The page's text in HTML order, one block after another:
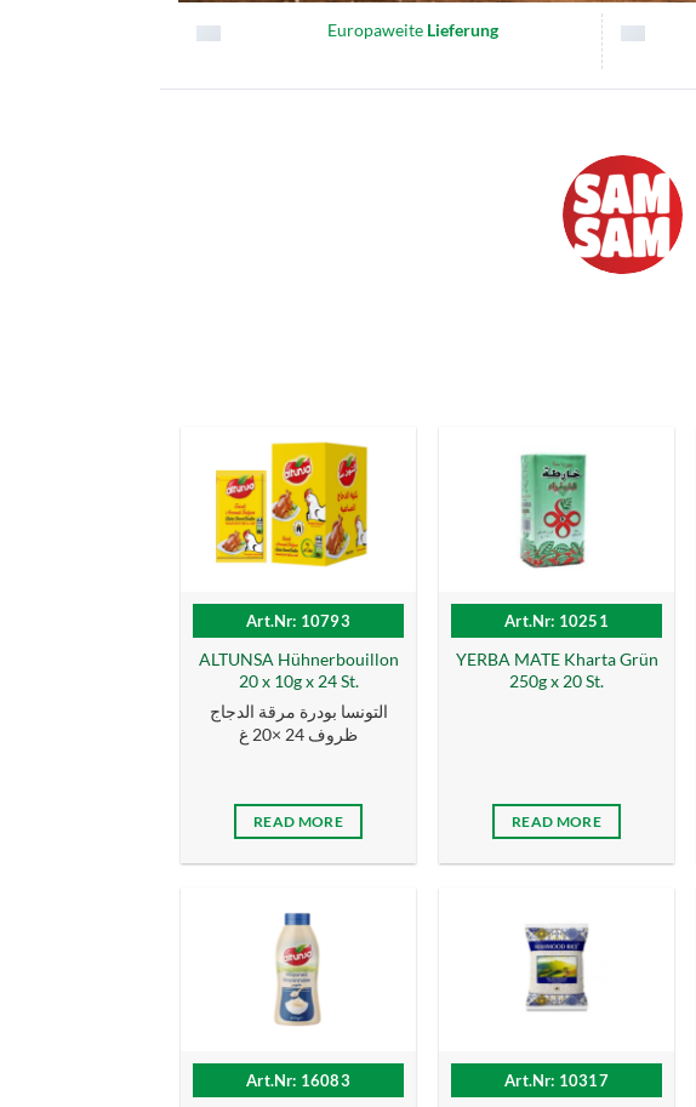
Europaweite Lieferung
Art.Nr: 10793
ALTUNSA Hühnerbouillon
20 x 10g x 24 St.
التونسا بودرة مرقة الدجاج
ظروف 24 ×20 غ
READ MORE
Art.Nr: 10251
YERBA MATE Kharta Grün
250g x 20 St.
READ MORE
Art.Nr: 16083 Art.Nr: 10317